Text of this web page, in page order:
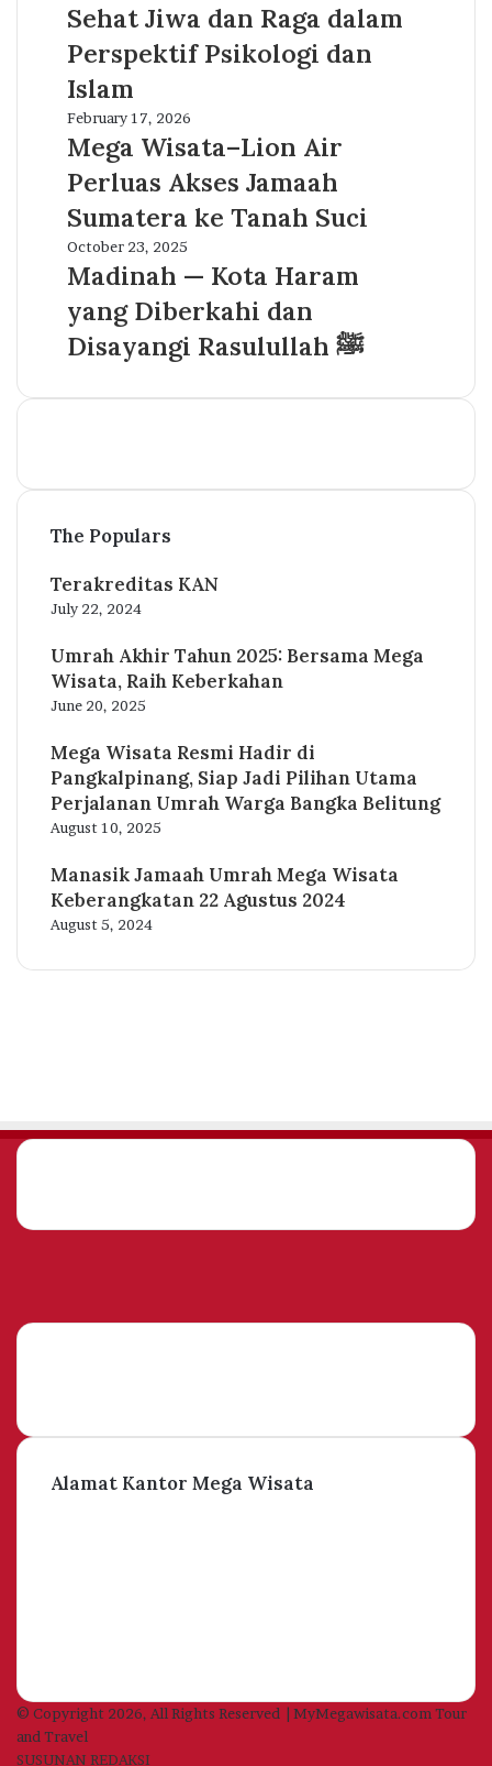
dan
Hati
Adem:
Panduan
Sehat
Jiwa
dan
Raga
dalam
Perspektif
Psikologi
dan
Islam
Sehat Jiwa dan Raga dalam
Perspektif Psikologi dan
Islam
Mega
Wisata–
Air
Perluas
Akses
Jamaah
Sumatera
Tanah
Suci
February 17, 2026
Mega Wisata–Lion Air
Perluas Akses Jamaah
Sumatera ke Tanah Suci
Madinah
—
Haram
yang
Diberkahi
October 23, 2025
Madinah — Kota Haram
yang Diberkahi dan
Disayangi Rasulullah ﷺ
The Populars
Terakreditas KAN
July 22, 2024
Umrah Akhir Tahun 2025: Bersama Mega
Wisata, Raih Keberkahan
June 20, 2025
Mega Wisata Resmi Hadir di
Pangkalpinang, Siap Jadi Pilihan Utama
Perjalanan Umrah Warga Bangka Belitung
August 10, 2025
Manasik Jamaah Umrah Mega Wisata
Keberangkatan 22 Agustus 2024
August 5, 2024
Alamat Kantor Mega Wisata
© Copyright 2026, All Rights Reserved | MyMegawisata.com Tour
and Travel
SUSUNAN REDAKSI